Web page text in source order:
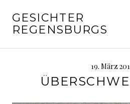
zum
Inhalt
GESICHTER
REGENSBURGS
19. März